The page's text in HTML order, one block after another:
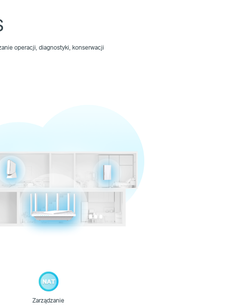
operacji, diagnostyki, konserwacji
Zarządzanie